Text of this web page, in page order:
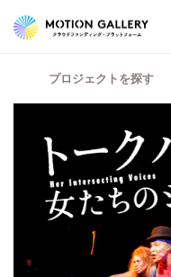
プロジェクトを探す